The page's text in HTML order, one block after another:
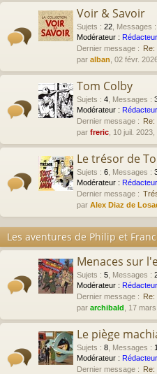
Voir & Savoir
Sujets : 22 Messages :
Modérateur :
Dernier message : Re:
par alban , 02 févr.
Tom Colby
Sujets : 4 Messages :
Modérateur :
Dernier message : Re:
par freric , 10 juil.
Le trésor de
Sujets : 6 Messages :
Modérateur :
Dernier message :
par Alex Diaz de
Les aventures de Philip et
Menaces sur
Sujets : 5 Messages :
Modérateur :
Dernier message : Re:
par archibald , 17
Le piège
Sujets : 8 Messages :
Modérateur :
Dernier message : Re: